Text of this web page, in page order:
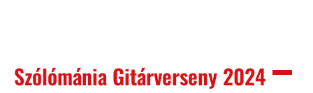
Szólómánia Gitárverseny 2024